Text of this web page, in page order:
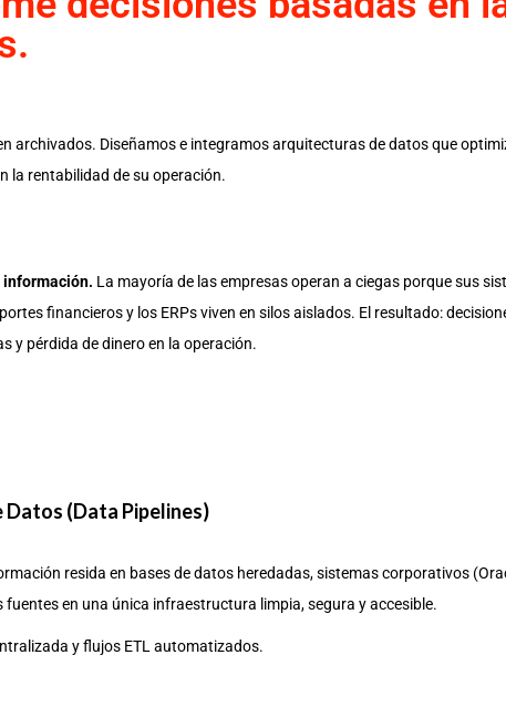
archivados. Diseñamos e integramos arquitecturas de datos que
la rentabilidad de su operación.
información. La mayoría de las empresas operan a ciegas porque sus
financieros y los ERPs viven en silos aislados. El resultado:
y pérdida de dinero en la operación.
(Data Pipelines)
resida en bases de datos heredadas, sistemas corporativos
en una única infraestructura limpia, segura y accesible.
y flujos ETL automatizados.